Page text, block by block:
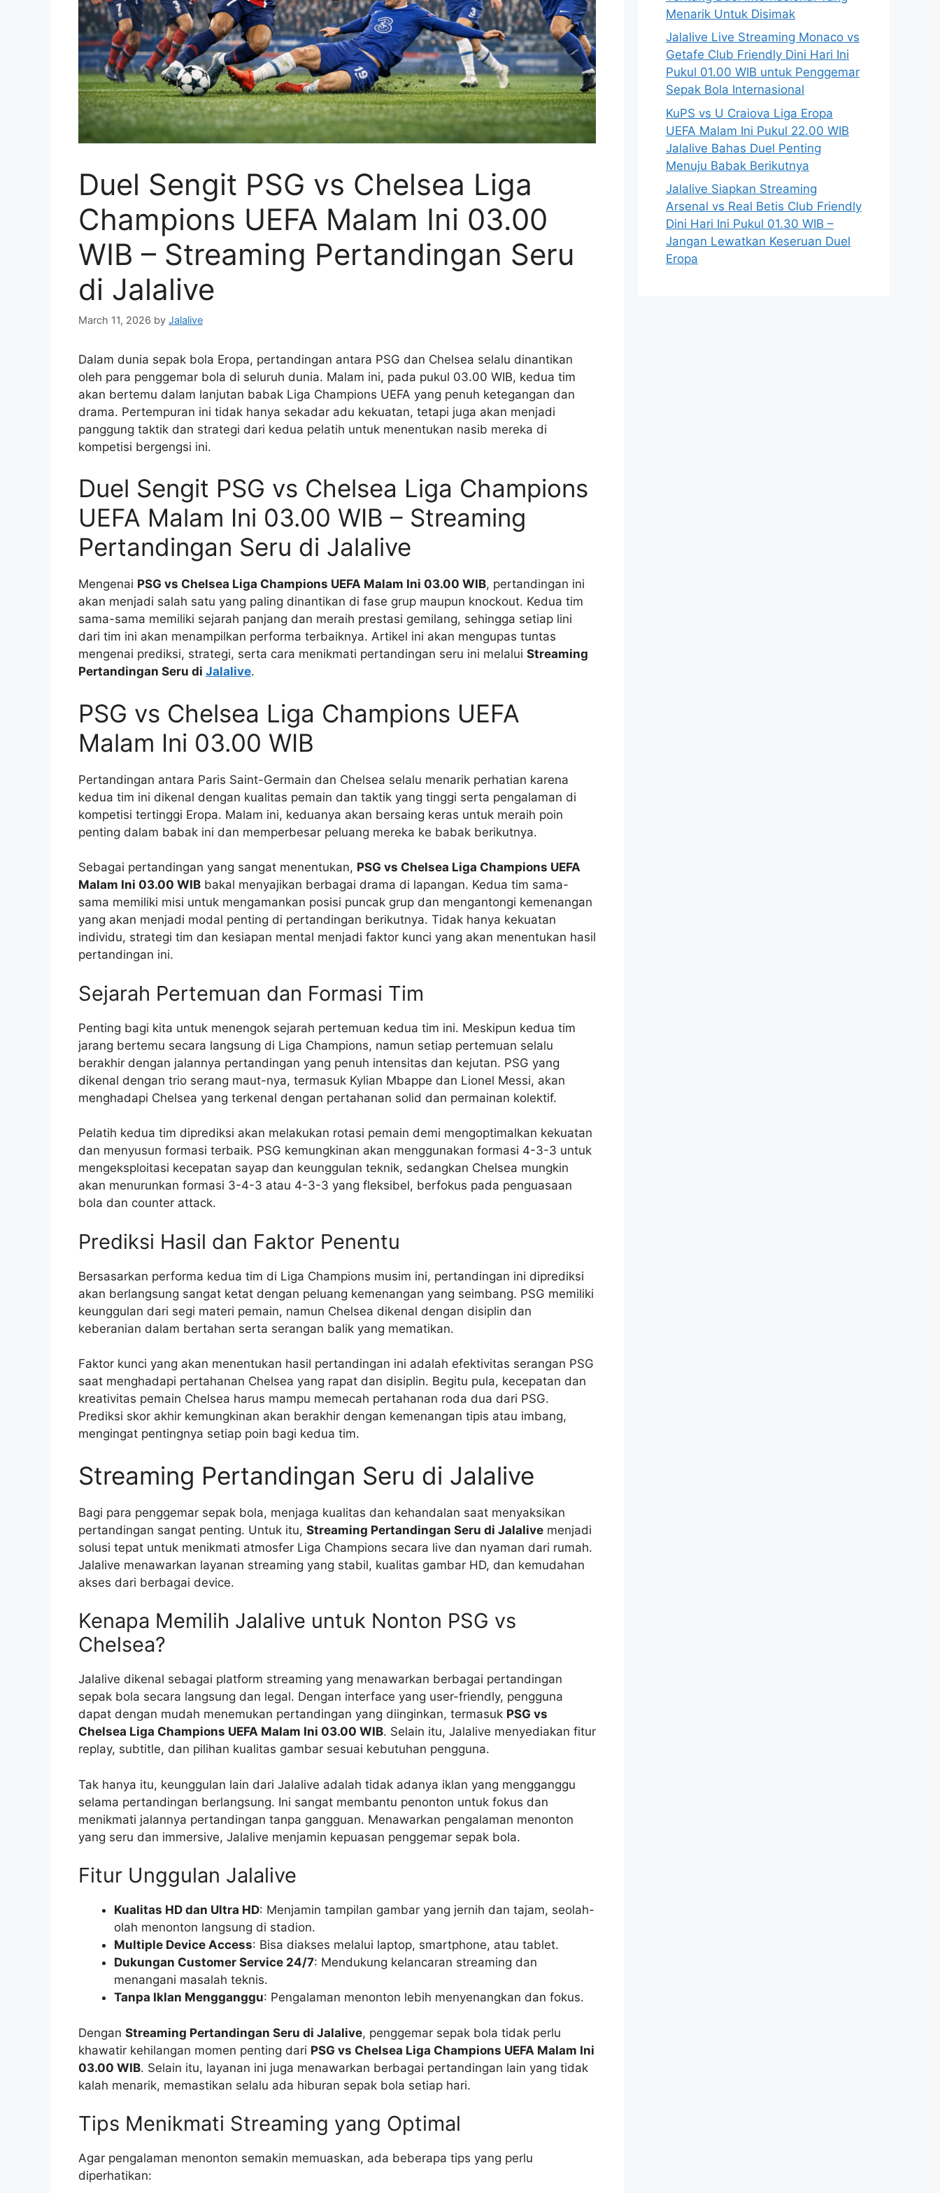
Duel Sengit PSG vs Chelsea Liga
Champions UEFA Malam Ini 03.00
WIB – Streaming Pertandingan Seru
di Jalalive
March 11, 2026 by Jalalive
Dalam dunia sepak bola Eropa, pertandingan antara PSG dan Chelsea selalu dinantikan
oleh para penggemar bola di seluruh dunia. Malam ini, pada pukul 03.00 WIB, kedua tim
akan bertemu dalam lanjutan babak Liga Champions UEFA yang penuh ketegangan dan
drama. Pertempuran ini tidak hanya sekadar adu kekuatan, tetapi juga akan menjadi
panggung taktik dan strategi dari kedua pelatih untuk menentukan nasib mereka di
kompetisi bergengsi ini.
Duel Sengit PSG vs Chelsea Liga Champions
UEFA Malam Ini 03.00 WIB – Streaming
Pertandingan Seru di Jalalive
Mengenai PSG vs Chelsea Liga Champions UEFA Malam Ini 03.00 WIB, pertandingan ini
akan menjadi salah satu yang paling dinantikan di fase grup maupun knockout. Kedua tim
sama-sama memiliki sejarah panjang dan meraih prestasi gemilang, sehingga setiap lini
dari tim ini akan menampilkan performa terbaiknya. Artikel ini akan mengupas tuntas
mengenai prediksi, strategi, serta cara menikmati pertandingan seru ini melalui Streaming
Pertandingan Seru di Jalalive.
PSG vs Chelsea Liga Champions UEFA
Malam Ini 03.00 WIB
Pertandingan antara Paris Saint-Germain dan Chelsea selalu menarik perhatian karena
kedua tim ini dikenal dengan kualitas pemain dan taktik yang tinggi serta pengalaman di
kompetisi tertinggi Eropa. Malam ini, keduanya akan bersaing keras untuk meraih poin
penting dalam babak ini dan memperbesar peluang mereka ke babak berikutnya.
Sebagai pertandingan yang sangat menentukan, PSG vs Chelsea Liga Champions UEFA
Malam Ini 03.00 WIB bakal menyajikan berbagai drama di lapangan. Kedua tim sama-
sama memiliki misi untuk mengamankan posisi puncak grup dan mengantongi kemenangan
yang akan menjadi modal penting di pertandingan berikutnya. Tidak hanya kekuatan
individu, strategi tim dan kesiapan mental menjadi faktor kunci yang akan menentukan hasil
pertandingan ini.
Sejarah Pertemuan dan Formasi Tim
Penting bagi kita untuk menengok sejarah pertemuan kedua tim ini. Meskipun kedua tim
jarang bertemu secara langsung di Liga Champions, namun setiap pertemuan selalu
berakhir dengan jalannya pertandingan yang penuh intensitas dan kejutan. PSG yang
dikenal dengan trio serang maut-nya, termasuk Kylian Mbappe dan Lionel Messi, akan
menghadapi Chelsea yang terkenal dengan pertahanan solid dan permainan kolektif.
Pelatih kedua tim diprediksi akan melakukan rotasi pemain demi mengoptimalkan kekuatan
dan menyusun formasi terbaik. PSG kemungkinan akan menggunakan formasi 4-3-3 untuk
mengeksploitasi kecepatan sayap dan keunggulan teknik, sedangkan Chelsea mungkin
akan menurunkan formasi 3-4-3 atau 4-3-3 yang fleksibel, berfokus pada penguasaan
bola dan counter attack.
Prediksi Hasil dan Faktor Penentu
Bersasarkan performa kedua tim di Liga Champions musim ini, pertandingan ini diprediksi
akan berlangsung sangat ketat dengan peluang kemenangan yang seimbang. PSG memiliki
keunggulan dari segi materi pemain, namun Chelsea dikenal dengan disiplin dan
keberanian dalam bertahan serta serangan balik yang mematikan.
Faktor kunci yang akan menentukan hasil pertandingan ini adalah efektivitas serangan PSG
saat menghadapi pertahanan Chelsea yang rapat dan disiplin. Begitu pula, kecepatan dan
kreativitas pemain Chelsea harus mampu memecah pertahanan roda dua dari PSG.
Prediksi skor akhir kemungkinan akan berakhir dengan kemenangan tipis atau imbang,
mengingat pentingnya setiap poin bagi kedua tim.
Streaming Pertandingan Seru di Jalalive
Bagi para penggemar sepak bola, menjaga kualitas dan kehandalan saat menyaksikan
pertandingan sangat penting. Untuk itu, Streaming Pertandingan Seru di Jalalive menjadi
solusi tepat untuk menikmati atmosfer Liga Champions secara live dan nyaman dari rumah.
Jalalive menawarkan layanan streaming yang stabil, kualitas gambar HD, dan kemudahan
akses dari berbagai device.
Kenapa Memilih Jalalive untuk Nonton PSG vs
Chelsea?
Jalalive dikenal sebagai platform streaming yang menawarkan berbagai pertandingan
sepak bola secara langsung dan legal. Dengan interface yang user-friendly, pengguna
dapat dengan mudah menemukan pertandingan yang diinginkan, termasuk PSG vs
Chelsea Liga Champions UEFA Malam Ini 03.00 WIB. Selain itu, Jalalive menyediakan fitur
replay, subtitle, dan pilihan kualitas gambar sesuai kebutuhan pengguna.
Tak hanya itu, keunggulan lain dari Jalalive adalah tidak adanya iklan yang mengganggu
selama pertandingan berlangsung. Ini sangat membantu penonton untuk fokus dan
menikmati jalannya pertandingan tanpa gangguan. Menawarkan pengalaman menonton
yang seru dan immersive, Jalalive menjamin kepuasan penggemar sepak bola.
Fitur Unggulan Jalalive
Kualitas HD dan Ultra HD: Menjamin tampilan gambar yang jernih dan tajam, seolah-
olah menonton langsung di stadion.
Multiple Device Access: Bisa diakses melalui laptop, smartphone, atau tablet.
Dukungan Customer Service 24/7: Mendukung kelancaran streaming dan
menangani masalah teknis.
Tanpa Iklan Mengganggu: Pengalaman menonton lebih menyenangkan dan fokus.
Dengan Streaming Pertandingan Seru di Jalalive, penggemar sepak bola tidak perlu
khawatir kehilangan momen penting dari PSG vs Chelsea Liga Champions UEFA Malam Ini
03.00 WIB. Selain itu, layanan ini juga menawarkan berbagai pertandingan lain yang tidak
kalah menarik, memastikan selalu ada hiburan sepak bola setiap hari.
Tips Menikmati Streaming yang Optimal
Agar pengalaman menonton semakin memuaskan, ada beberapa tips yang perlu
diperhatikan:
Menarik Untuk Disimak
Jalalive Live Streaming Monaco vs
Getafe Club Friendly Dini Hari Ini
Pukul 01.00 WIB untuk Penggemar
Sepak Bola Internasional
KuPS vs U Craiova Liga Eropa
UEFA Malam Ini Pukul 22.00 WIB
Jalalive Bahas Duel Penting
Menuju Babak Berikutnya
Jalalive Siapkan Streaming
Arsenal vs Real Betis Club Friendly
Dini Hari Ini Pukul 01.30 WIB –
Jangan Lewatkan Keseruan Duel
Eropa